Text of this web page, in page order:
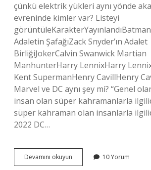
çünkü elektrik yükleri aynı yönde
evreninde kimler var? Listeyi
Adaletin ŞafağıZack Snyder’ın Adalet
BirliğiJokerCalvin Swanwick Martian
ManhunterHarry LennixHarry
Kent SupermanHenry CavillHenry
Marvel ve DC aynı şey mi? “Genel
insan olan süper kahramanlarla
süper kahraman olan insanlarla
2022 DC…
Devamını okuyun
Serisi
10 Yorum